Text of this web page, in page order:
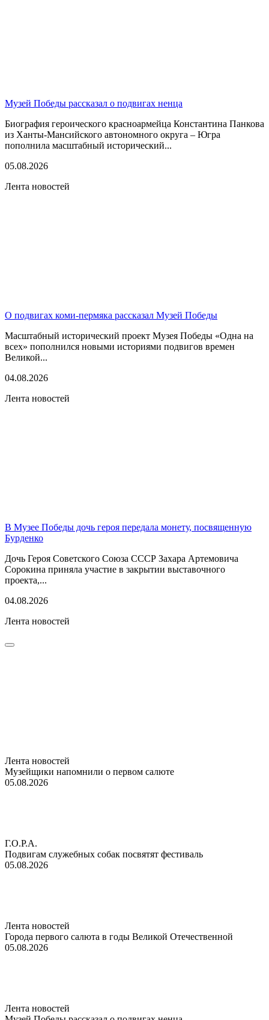
Музей Победы рассказал о подвигах ненца
Биография героического красноармейца Константина Панкова
из Ханты-Мансийского автономного округа – Югра
пополнила масштабный исторический...
05.08.2026
Лента новостей
О подвигах коми-пермяка рассказал Музей Победы
Масштабный исторический проект Музея Победы «Одна на
всех» пополнился новыми историями подвигов времен
Великой...
04.08.2026
Лента новостей
В Музее Победы дочь героя передала монету, посвященную
Бурденко
Дочь Героя Советского Союза СССР Захара Артемовича
Сорокина приняла участие в закрытии выставочного
проекта,...
04.08.2026
Лента новостей
Лента новостей
Музейщики напомнили о первом салюте
05.08.2026
Г.О.Р.А.
Подвигам служебных собак посвятят фестиваль
05.08.2026
Лента новостей
Города первого салюта в годы Великой Отечественной
05.08.2026
Лента новостей